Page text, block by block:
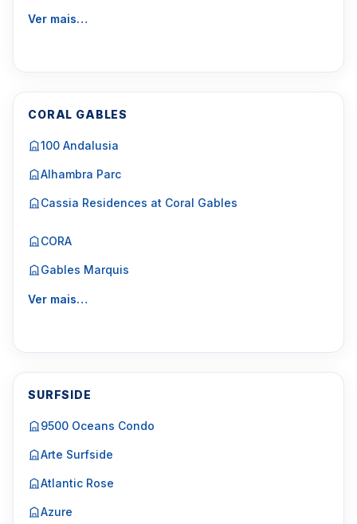
Ver mais…
CORAL GABLES
100 Andalusia
Alhambra Parc
Cassia Residences at Coral Gables
CORA
Gables Marquis
Ver mais…
SURFSIDE
9500 Oceans Condo
Arte Surfside
Atlantic Rose
Azure